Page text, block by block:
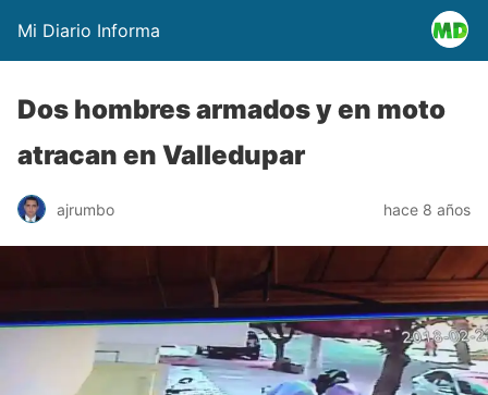
Mi Diario Informa
Dos hombres armados y en moto
atracan en Valledupar
ajrumbo hace 8 años